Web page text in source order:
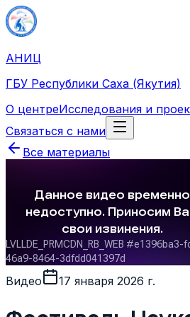
АНИЦ
ГБУ Республики Саха (Якутия)
О центреИсследования и
Связаться с нами
Все материалы
Видео 17 января 2026 г.